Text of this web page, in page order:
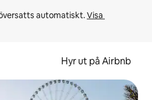
automatiskt. Visa
Hyr ut på Airbnb